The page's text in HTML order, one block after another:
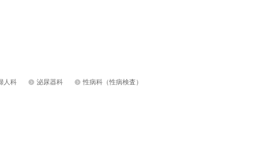
人科 泌尿器科 性病科（性病検査）